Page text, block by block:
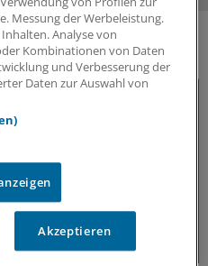
INTERESSIEREN
Messung der Werbeleistung.
Analyse von
Kombinationen von Daten
und Verbesserung der
Daten zur Auswahl von
Akzeptieren